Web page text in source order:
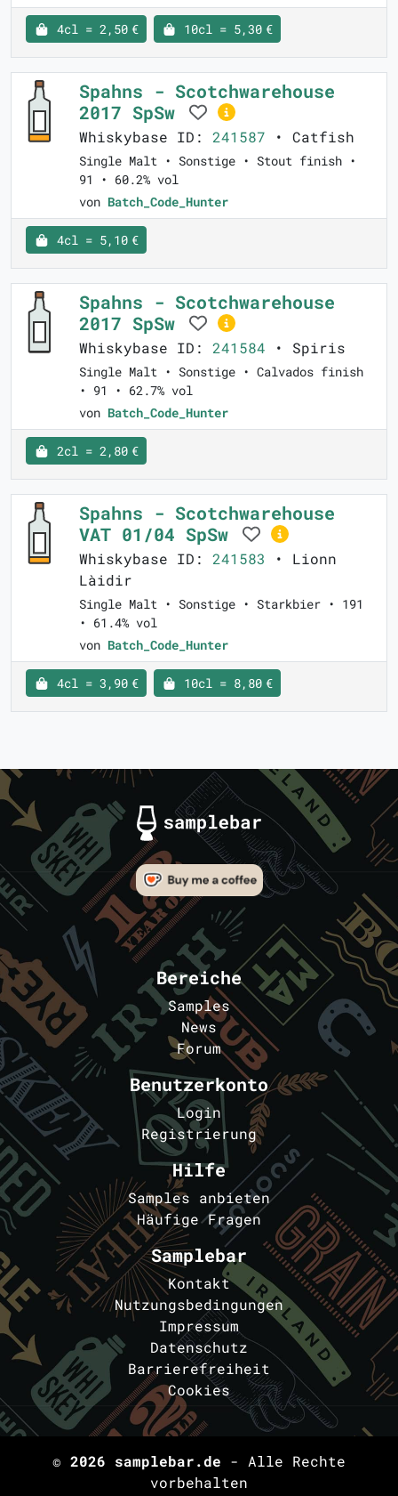
4cl = 2,50 € 10cl = 5,30 €
Spahns - Scotchwarehouse
2017 SpSw
Whiskybase ID: 241587 • Catfish
Single Malt • Sonstige • Stout finish •
91 • 60.2% vol
von Batch_Code_Hunter
4cl = 5,10 €
Spahns - Scotchwarehouse
2017 SpSw
Whiskybase ID: 241584 • Spiris
Single Malt • Sonstige • Calvados finish
• 91 • 62.7% vol
von Batch_Code_Hunter
2cl = 2,80 €
Spahns - Scotchwarehouse
VAT 01/04 SpSw
Whiskybase ID: 241583 • Lionn
Làidir
Single Malt • Sonstige • Starkbier • 191
• 61.4% vol
von Batch_Code_Hunter
4cl = 3,90 € 10cl = 8,80 €
Bereiche
Samples
News
Forum
Benutzerkonto
Login
Registrierung
Hilfe
Samples anbieten
Häufige Fragen
Samplebar
Kontakt
Nutzungsbedingungen
Impressum
Datenschutz
Barrierefreiheit
Cookies
© 2026 samplebar.de - Alle Rechte
vorbehalten